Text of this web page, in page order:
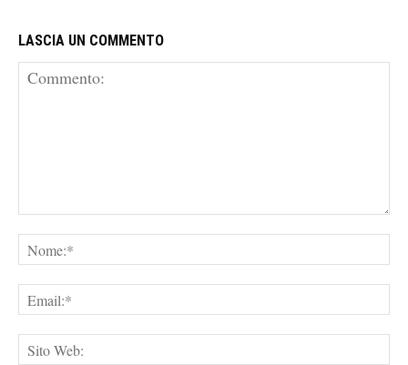
LASCIA UN COMMENTO